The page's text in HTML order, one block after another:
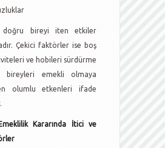
doğru bireyi iten etkiler
Çekici faktörler ise boş
ve hobileri sürdürme
bireyleri emekli olmaya
olumlu etkenleri ifade
Kararında İtici ve